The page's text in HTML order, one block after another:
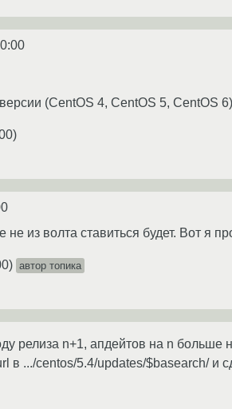
(CentOS 4, CentOS 5, CentOS
)
не из волта ставиться будет. Вот
) автор топика
релиза n+1, апдейтов на n больше
в .../centos/5.4/updates/$basearch/ и